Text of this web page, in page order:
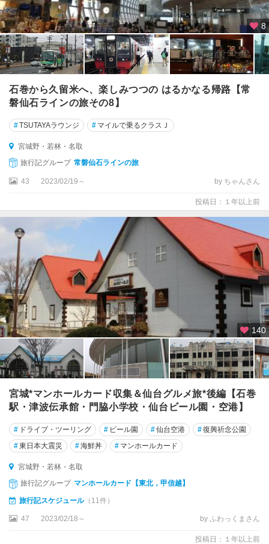
8
石巻から久留米へ、楽しみつつの はるかなる帰路【常
磐仙石ラインの旅その8】
#TSUTAYAラウンジ # マイルで乗るクラスＪ
宮城野・若林・名取
旅行記グループ 常磐仙石ラインの旅
43 2023/02/19～ by ちゃんさん
投稿日：１年以上前
140
宮城*マンホールカード収集＆仙台グルメ旅*後編【石巻
駅・津波伝承館・門脇小学校・仙台ビール園・空港】
# ドライブ・ツーリング # ビール園 #仙台空港 #復興祈念公園
#東日本大震災 #海鮮丼 # マンホールカード
宮城野・若林・名取
旅行記グループ マンホールカード【東北，甲信越】
旅行記スケジュール（11件）
47 2023/02/18～ by ふわっくまさん
投稿日：１年以上前